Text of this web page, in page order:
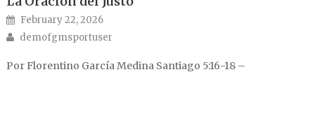
Posted on
February 22, 2026
Author
demofgmsportuser
Por Florentino García Medina Santiago 5:16-18 –